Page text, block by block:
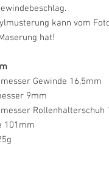
kann vom
hat!
Gewinde 16,5mm
9mm
Rollenhalterschuh
101mm